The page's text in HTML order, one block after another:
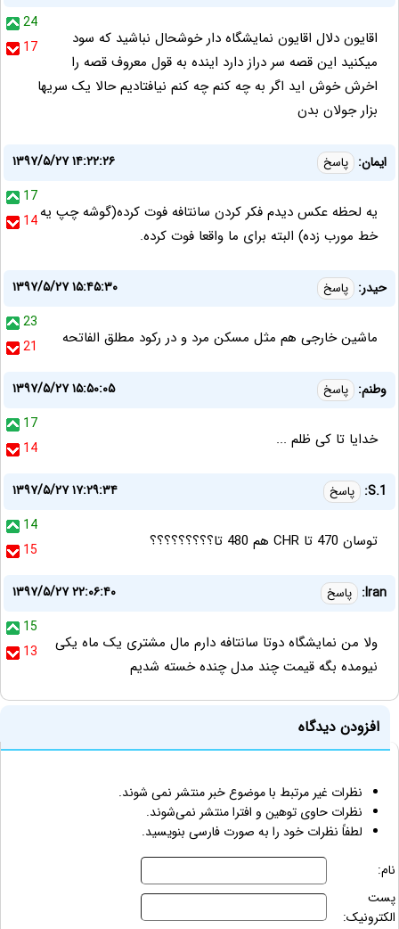
24
17
اقایون دلال اقایون نمایشگاه دار خوشحال نباشید که سود
میکنید این قصه سر دراز دارد اینده به قول معروف قصه را
اخرش خوش اید اگر به چه کنم چه کنم نیافتادیم حالا یک سریها
بزار جولان بدن
ایمان: پاسخ
۱۳۹۷/۵/۲۷ ۱۴:۲۲:۲۶
17
14یه لحظه عکس دیدم فکر کردن سانتافه فوت کرده(گوشه چپ یه
خط مورب زده) البته برای ما واقعا فوت کرده.
حیدر: پاسخ
۱۳۹۷/۵/۲۷ ۱۵:۴۵:۳۰
23
21
ماشین خارجی هم مثل مسکن مرد و در رکود مطلق الفاتحه
وطنم: پاسخ
۱۳۹۷/۵/۲۷ ۱۵:۵۰:۰۵
17
14
خدایا تا کی ظلم ...
S.1: پاسخ
۱۳۹۷/۵/۲۷ ۱۷:۲۹:۳۴
14
15
توسان 470 تا CHR هم 480 تا؟؟؟؟؟؟؟؟؟
Iran: پاسخ
۱۳۹۷/۵/۲۷ ۲۲:۰۶:۴۰
15
13
ولا من نمایشگاه دوتا سانتافه دارم مال مشتری یک ماه یکی
نیومده بگه قیمت چند مدل چنده خسته شدیم
افزودن دیدگاه
نظرات غیر مرتبط با موضوع خبر منتشر نمی شوند.
نظرات حاوی توهین و افترا منتشر نمی‌شوند.
لطفاً نظرات خود را به صورت فارسی بنویسید.
نام:
پست
الکترونیک: